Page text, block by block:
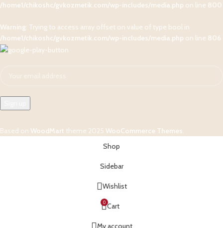
/home1/chikoshc/gvkozmetik.com/wp-includes/media.php on line 800
Warning: Trying to access array offset on value of type bool in
/home1/chikoshc/gvkozmetik.com/wp-includes/media.php on line 806
Based on WoodMart theme 2025 WooCommerce Themes.
Shop
Sidebar
Wishlist
0 Cart
My account